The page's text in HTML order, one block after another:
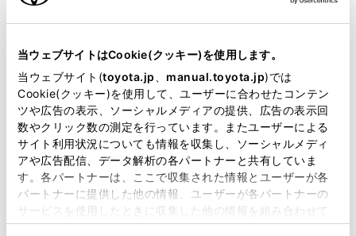
当ウェブサイトはCookie(クッキー)を使用します。
当ウェブサイト(toyota.jp manual.toyota.jp)では
Cookie(クッキー)を使用して、ユーザーに合わせたコンテン
ツや広告の表示、ソーシャルメディアの提供、広告の表示回
数やクリック数の測定を行っています。またユーザーによる
サイト利用状況についても情報を収集し、ソーシャルメディ
アや広告配信、データ解析の各パートナーと共有していま
す。各パートナーは、ここで収集された情報とユーザーが各
パートナーに提供した他の情報、ユーザーが各パートナーの
サービスを使用したときに収集した他の情報を組み合わせて
使用することがあります。当ウェブサイトの使用を続行する
郵便番号
住所自動入力
必須 都道府県
市区町村名